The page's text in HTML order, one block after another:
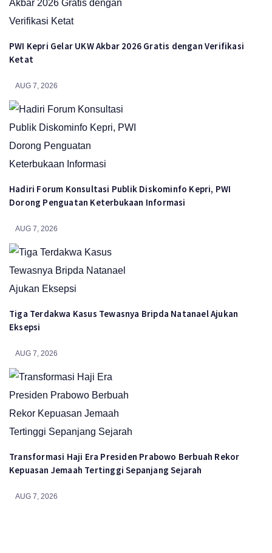
PWI Kepri Gelar UKW Akbar 2026 Gratis dengan Verifikasi
Ketat
AUG 7, 2026
Hadiri Forum Konsultasi Publik Diskominfo Kepri, PWI
Dorong Penguatan Keterbukaan Informasi
AUG 7, 2026
Tiga Terdakwa Kasus Tewasnya Bripda Natanael Ajukan
Eksepsi
AUG 7, 2026
Transformasi Haji Era Presiden Prabowo Berbuah Rekor
Kepuasan Jemaah Tertinggi Sepanjang Sejarah
AUG 7, 2026